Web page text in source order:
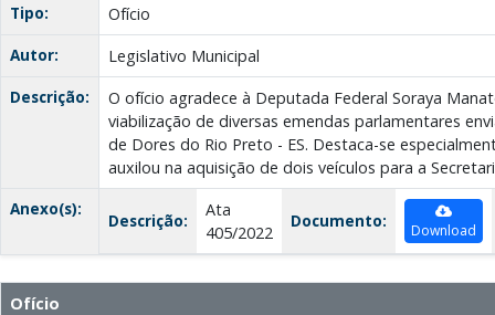
Tipo:
Ofício
Autor:
Legislativo Municipal
Descrição:
O ofício agradece à Deputada Federal Soraya
viabilização de diversas emendas parlamentares
de Dores do Rio Preto - ES. Destaca-se
auxilou na aquisição de dois veículos para a
Anexo(s):
Descrição:
Ata
405/2022
Documento: Download
Ofício